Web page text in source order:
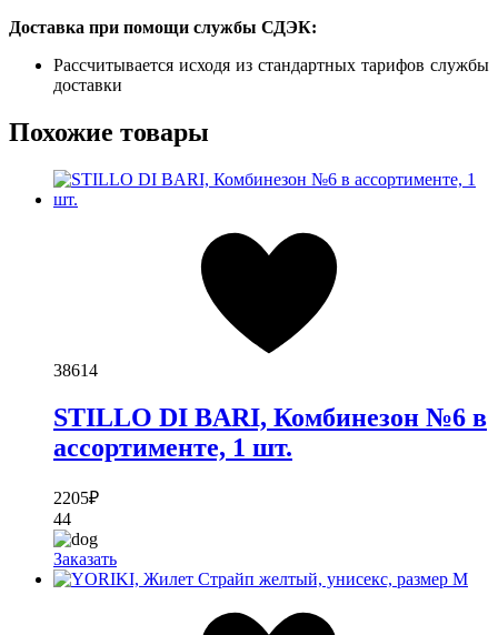
Доставка при помощи службы СДЭК:
Рассчитывается исходя из стандартных тарифов службы
доставки
Похожие товары
38614
STILLO DI BARI, Комбинезон №6 в
ассортименте, 1 шт.
2205₽
44
Заказать